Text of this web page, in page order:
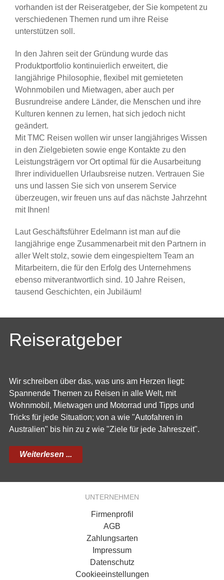
vorhanden ist der Reiseratgeber, der Sie kompetent zu
verschiedenen Themen rund um ihre Reise
unterstützen soll.
In den Jahren seit der Gründung wurde das
Produktportfolio kontinuierlich erweitert, die
langjährige Philosophie, flexibel mit gemieteten
Wohnmobilen und Mietwagen, aber auch per
Busrundreise andere Länder, die Menschen und ihre
Kulturen kennen zu lernen, hat sich jedoch nicht
geändert.
Mit TMC Reisen wollen wir unser langjähriges Wissen
in den Zielgebieten sowie enge Kontakte zu den
Leistungsträgern vor Ort optimal für die Ausarbeitung
Ihrer individuellen Urlaubsreise nutzen. Vertrauen Sie
uns und lassen Sie sich von unserem Service
überzeugen, wir freuen uns auf das nächste Jahrzehnt
mit Ihnen!
Laut Geschäftsführer Edelmann ist man auf die
langjährige enge Zusammenarbeit mit den Partnern in
aller Welt stolz, sowie dem eingespieltem Team an
Mitarbeitern, die für den Erfolg des Unternehmens
ebenso mitverantwortlich sind. 10 Jahre Reisen,
tausend Geschichten, ein Jubiläum!
Reiseratgeber
Wir schreiben über das, was uns am Herzen liegt:
Spannende Themen zu Reisen in alle Welt, mit
Wohnmobil, Mietwagen und Motorrad und Tipps und
Tricks für jede Situation; von a wie "Autofahren in
Australien" bis hin zu z wie "Ziele für jede Jahreszeit".
Weiterlesen ...
UNTERNEHMEN
Firmenprofil
AGB
Zahlungsarten
Impressum
Datenschutz
Cookieeinstellungen